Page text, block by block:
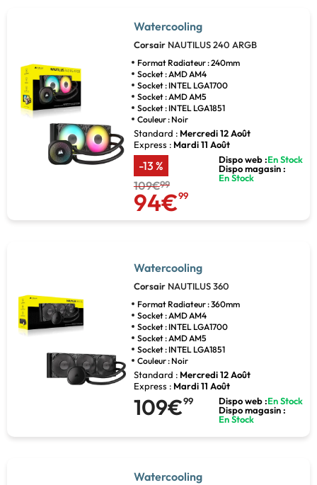
Watercooling
Corsair NAUTILUS 240 ARGB
Format Radiateur : 240mm
Socket : AMD AM4
Socket : INTEL LGA1700
Socket : AMD AM5
Socket : INTEL LGA1851
Couleur : Noir
Standard : Mercredi 12 Août
Express : Mardi 11 Août
-13 %
109€99
94€99
Dispo web :En Stock
Dispo magasin :
En Stock
Watercooling
Corsair NAUTILUS 360
Format Radiateur : 360mm
Socket : AMD AM4
Socket : INTEL LGA1700
Socket : AMD AM5
Socket : INTEL LGA1851
Couleur : Noir
Standard : Mercredi 12 Août
Express : Mardi 11 Août
109€99 Dispo web :En Stock
Dispo magasin :
En Stock
Watercooling